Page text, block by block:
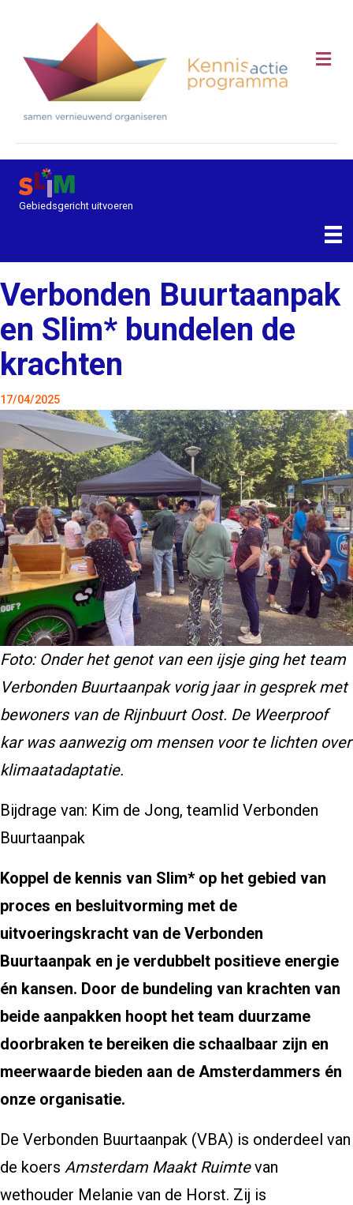
Gebiedsgericht uitvoeren
Verbonden Buurtaanpak
en Slim* bundelen de
krachten
17/04/2025
Foto: Onder het genot van een ijsje ging het team
Verbonden Buurtaanpak vorig jaar in gesprek met
bewoners van de Rijnbuurt Oost. De Weerproof
kar was aanwezig om mensen voor te lichten over
klimaatadaptatie.
Bijdrage van: Kim de Jong, teamlid Verbonden
Buurtaanpak
Koppel de kennis van Slim* op het gebied van
proces en besluitvorming met de
uitvoeringskracht van de Verbonden
Buurtaanpak en je verdubbelt positieve energie
én kansen. Door de bundeling van krachten van
beide aanpakken hoopt het team duurzame
doorbraken te bereiken die schaalbaar zijn en
meerwaarde bieden aan de Amsterdammers én
onze organisatie.
De Verbonden Buurtaanpak (VBA) is onderdeel van
de koers Amsterdam Maakt Ruimtevan
wethouder Melanie van de Horst. Zij is